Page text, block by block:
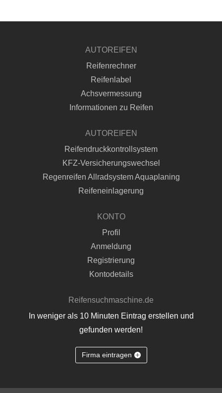
AUTOREIFEN
Reifenrechner
Reifenlabel
Achsvermessung
Informationen zu Reifen
AUTOREIFEN
Reifendruckkontrollsystem
KFZ-Versicherungswechsel
Regenreifen Allradsystem Aquaplaning
Reifeneinlagerung
KONTO
Profil
Anmeldung
Registrierung
Kontodetails
Reifensuchmaschine.de
In weniger als 10 Minuten Eintrag erstellen und
gefunden werden!
Firma eintragen